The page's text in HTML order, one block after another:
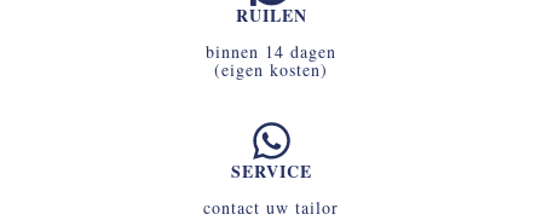
RUILEN
binnen 14 dagen
(eigen kosten)
SERVICE
contact uw tailor